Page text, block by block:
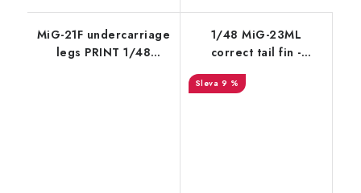
MiG-21F undercarriage
legs PRINT 1/48
1/48 MiG-23ML
correct tail fin -
9 %